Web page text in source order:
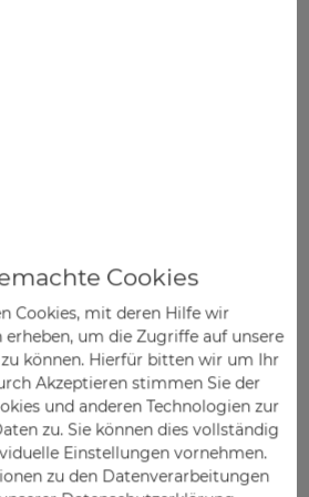
Cookies
Cookies, mit deren Hilfe wir
um die Zugriffe auf unsere
können. Hierfür bitten wir um Ihr
Akzeptieren stimmen Sie der
und anderen Technologien zur
zu. Sie können dies vollständig
Einstellungen vornehmen.
zu den Datenverarbeitungen